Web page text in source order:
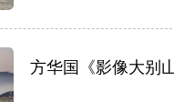
方华国《影像大别